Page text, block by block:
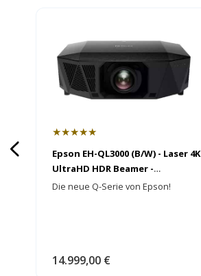
★★★★★
Epson EH-QL3000 (B/W) - Laser 4K
UltraHD HDR Beamer -
HEIMKINORAUM Edition
Die neue Q-Serie von Epson!
14.999,00 €